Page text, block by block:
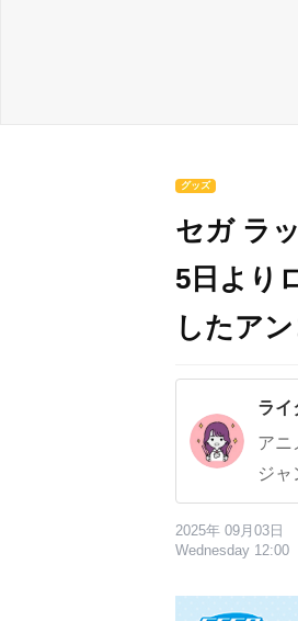
グッズ
セガ ラ
5日より
したア
ライ
アニ
ジャ
2025年 09月03日
Wednesday 12:00